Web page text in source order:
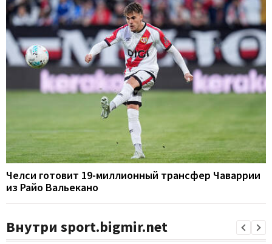
Челси готовит 19-миллионный трансфер Чаваррии
из Райо Вальекано
Внутри sport.bigmir.net